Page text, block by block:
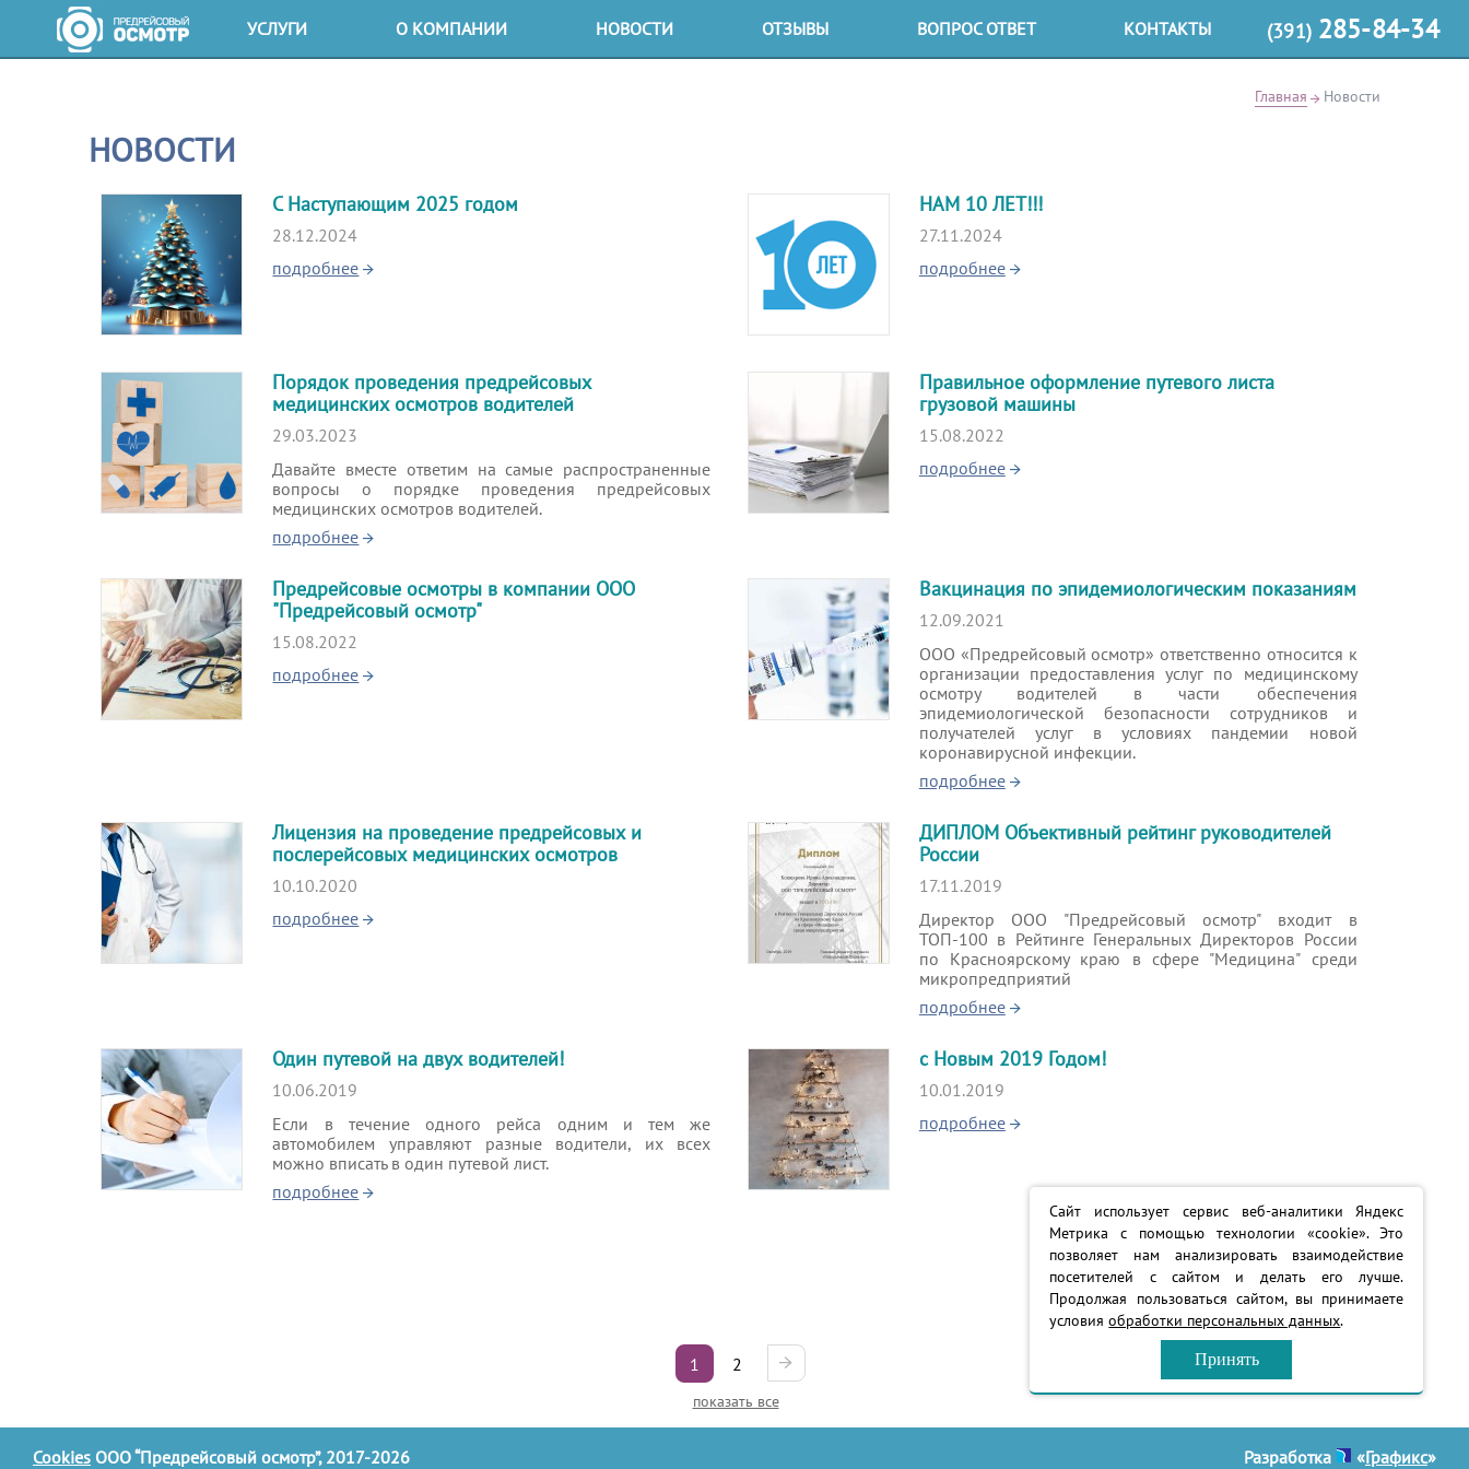
УСЛУГИ
Послесменный осмотр
О КОМПАНИИ НОВОСТИ ОТЗЫВЫ ВОПРОС ОТВЕТ КОНТАКТЫ (391) 285-84-34
Главная Новости
НОВОСТИ
C Наступающим 2025 годом
28.12.2024
подробнее
НАМ 10 ЛЕТ!!!
27.11.2024
подробнее
Порядок проведения предрейсовых
медицинских осмотров водителей
29.03.2023
Давайте вместе ответим на самые распространенные
вопросы о порядке проведения предрейсовых
медицинских осмотров водителей.
подробнее
Правильное оформление путевого листа
грузовой машины
15.08.2022
подробнее
Предрейсовые осмотры в компании ООО
"Предрейсовый осмотр"
15.08.2022
подробнее
Вакцинация по эпидемиологическим показаниям
12.09.2021
ООО «Предрейсовый осмотр» ответственно относится к
организации предоставления услуг по медицинскому
осмотру водителей в части обеспечения
эпидемиологической безопасности сотрудников и
получателей услуг в условиях пандемии новой
коронавирусной инфекции.
подробнее
Лицензия на проведение предрейсовых и
послерейсовых медицинских осмотров
10.10.2020
подробнее
ДИПЛОМ Объективный рейтинг руководителей
России
17.11.2019
Директор ООО "Предрейсовый осмотр" входит в
ТОП-100 в Рейтинге Генеральных Директоров России
по Красноярскому краю в сфере "Медицина" среди
микропредприятий
подробнее
Один путевой на двух водителей!
10.06.2019
Если в течение одного рейса одним и тем же
автомобилем управляют разные водители, их всех
можно вписать в один путевой лист.
подробнее
с Новым 2019 Годом!
10.01.2019
подробнее
1 2
показать все
Cookies ООО “Предрейсовый осмотр”, 2017-2026 Разработка «Графикс»
Сайт использует сервис веб-аналитики Яндекс
Метрика с помощью технологии «cookie». Это
позволяет нам анализировать взаимодействие
посетителей с сайтом и делать его лучше.
Продолжая пользоваться сайтом, вы принимаете
условияобработки персональных данных.
Принять